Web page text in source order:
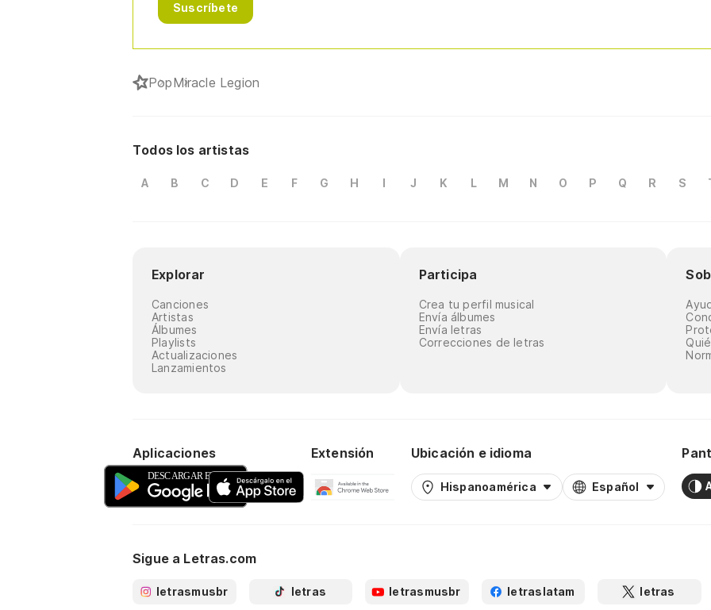
Suscríbete
PopMiracle Legion
Todos los artistas
A B C D E F G H I J K L M N O P Q R S
Explorar
Canciones
Artistas
Álbumes
Playlists
Actualizaciones
Lanzamientos
Participa
Crea tu perfil musical
Envía álbumes
Envía letras
Correcciones de letras
Aplicaciones Extensión Ubicación e idioma
Hispanoamérica Español
Sigue a Letras.com
letrasmusbr letras letrasmusbr letraslatam letras